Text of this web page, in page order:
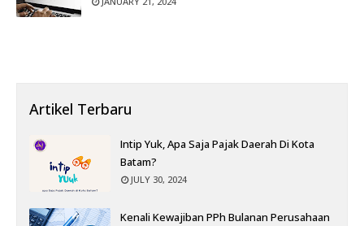
Artikel Terbaru
Intip Yuk, Apa Saja Pajak Daerah Di Kota
Batam?
JULY 30, 2024
Kenali Kewajiban PPh Bulanan Perusahaan